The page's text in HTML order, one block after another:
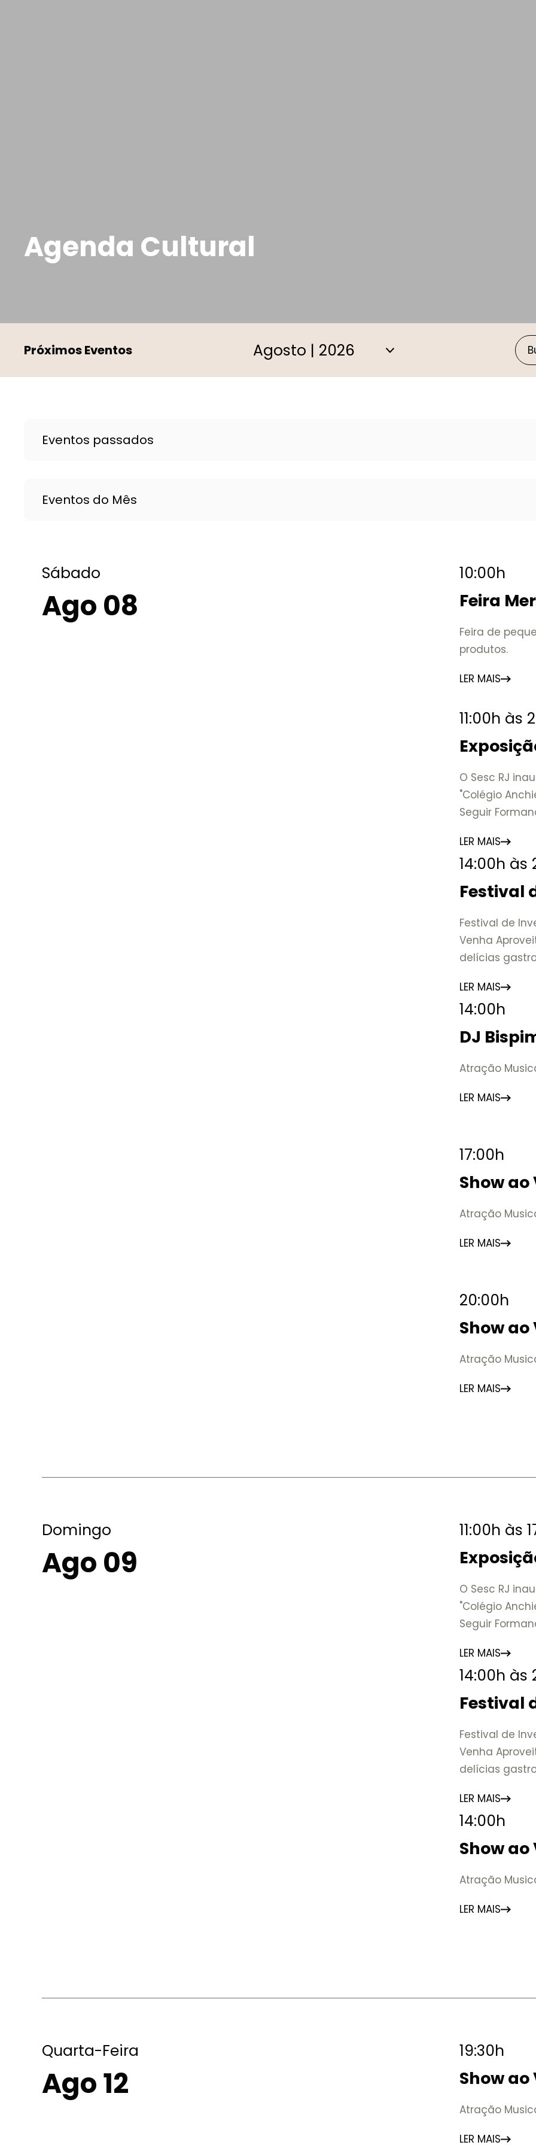
Agenda Cultural
Próximos Eventos
Eventos passados
Eventos do Mês
Sábado
Ago 08
10:00h
Feira
Feira de
produtos.
LER MAIS
11:00h às
O Sesc RJ
"Colégio
Seguir
Nova Friburgo
A mostra
Colégio
marcos que
educação, a
📍 Casarão
📅 Até 30 de
🕚 Quinta a
17h
LER MAIS
14:00h às
Festival
Festival de
Venha
delícias
LER MAIS
14:00h
DJ
Atração
LER MAIS
17:00h
Show
Atração
LER MAIS
20:00h
Show ao
Atração
LER MAIS
Domingo
Ago 09
11:00h às
O Sesc RJ
"Colégio
Seguir
Nova Friburgo
A mostra
Colégio
marcos que
educação, a
📍 Casarão
📅 Até 30 de
🕚 Quinta a
17h
LER MAIS
14:00h às
Festival
Festival de
Venha
delícias
LER MAIS
14:00h
Show
Atração
LER MAIS
Quarta-Feira
Ago 12
19:30h
Show
Atração
LER MAIS